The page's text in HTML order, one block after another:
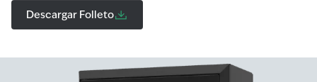
Descargar Folleto